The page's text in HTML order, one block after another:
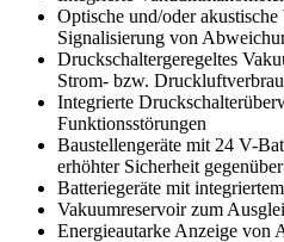
Optische und/oder
Signalisierung von
Druckschaltergeregeltes
Strom- bzw.
Integrierte
Funktionsstörungen
Baustellengeräte mit 24 V-
erhöhter Sicherheit
Batteriegeräte mit
Vakuumreservoir zum
Energieautarke Anzeige von